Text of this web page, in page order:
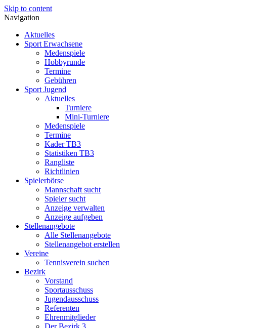
Skip to content
Navigation
Aktuelles
Sport Erwachsene
Medenspiele
Hobbyrunde
Termine
Gebühren
Sport Jugend
Aktuelles
Turniere
Mini-Turniere
Medenspiele
Termine
Kader TB3
Statistiken TB3
Rangliste
Richtlinien
Spielerbörse
Mannschaft sucht
Spieler sucht
Anzeige verwalten
Anzeige aufgeben
Stellenangebote
Alle Stellenangebote
Stellenangebot erstellen
Vereine
Tennisverein suchen
Bezirk
Vorstand
Sportausschuss
Jugendausschuss
Referenten
Ehrenmitglieder
Der Bezirk 3